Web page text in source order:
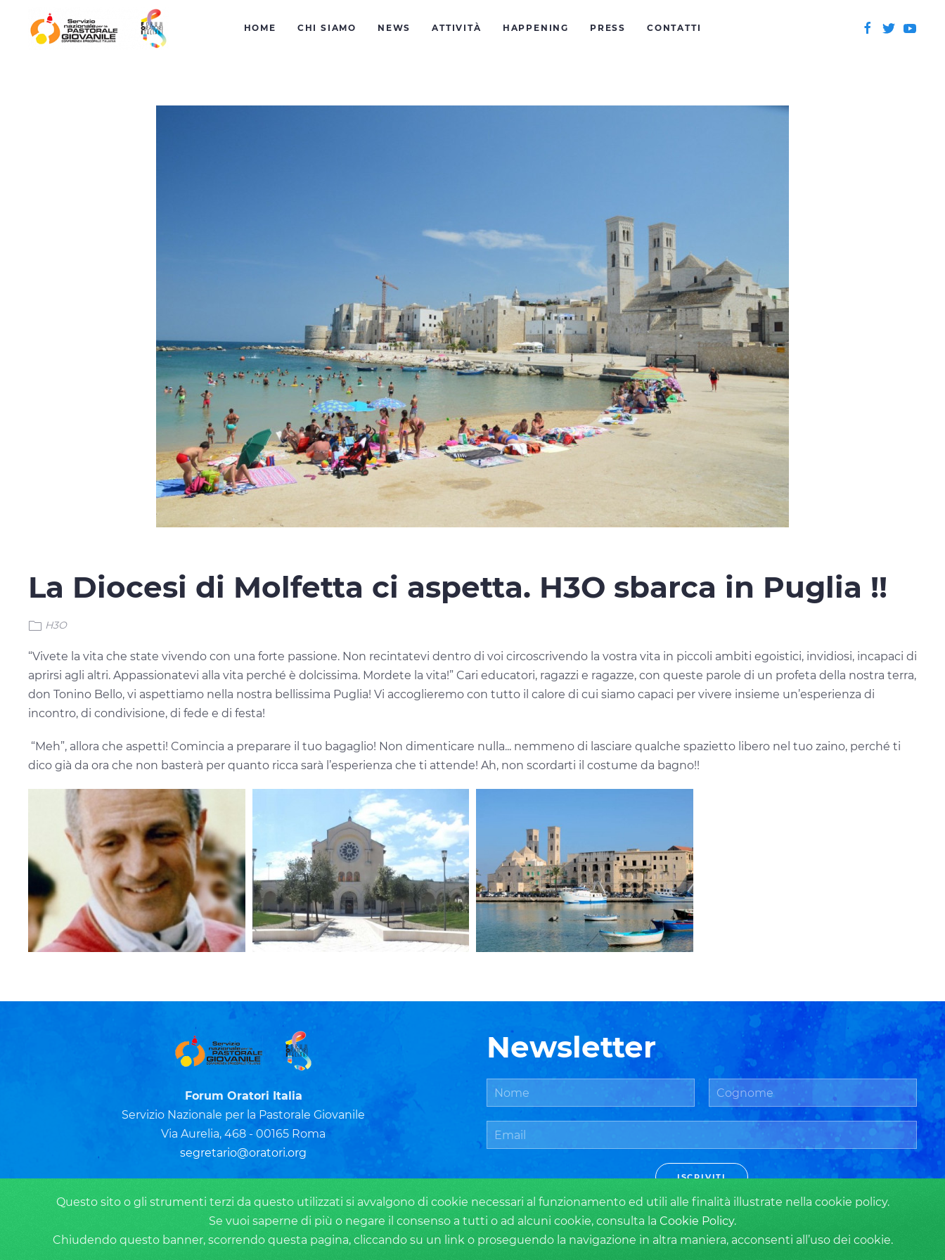
Questo sito o gli strumenti terzi da questo utilizzati si avvalgono di cookie necessari al funzionamento ed utili alle finalità illustrate nella cookie policy.
Se vuoi saperne di più o negare il consenso a tutti o ad alcuni cookie, consulta la Cookie Policy.
Chiudendo questo banner, scorrendo questa pagina, cliccando su un link o proseguendo la navigazione in altra maniera, acconsenti all’uso dei cookie.
HOME CHI SIAMO NEWS ATTIVITÀ HAPPENING PRESS CONTATTI
La Diocesi di Molfetta ci aspetta. H3O sbarca in Puglia !!
H3O
“Vivete la vita che state vivendo con una forte passione. Non recintatevi dentro di voi circoscrivendo la vostra vita in piccoli ambiti egoistici, invidiosi, incapaci di
aprirsi agli altri. Appassionatevi alla vita perché è dolcissima. Mordete la vita!” Cari educatori, ragazzi e ragazze, con queste parole di un profeta della nostra terra,
don Tonino Bello, vi aspettiamo nella nostra bellissima Puglia! Vi accoglieremo con tutto il calore di cui siamo capaci per vivere insieme un’esperienza di
incontro, di condivisione, di fede e di festa!
“Meh”, allora che aspetti! Comincia a preparare il tuo bagaglio! Non dimenticare nulla... nemmeno di lasciare qualche spazietto libero nel tuo zaino, perché ti
dico già da ora che non basterà per quanto ricca sarà l’esperienza che ti attende! Ah, non scordarti il costume da bagno!!
Forum Oratori Italia
Servizio Nazionale per la Pastorale Giovanile
Via Aurelia, 468 - 00165 Roma
segretario@oratori.org
Newsletter
ISCRIVITI
Privacy Policy Cookie Policy Login